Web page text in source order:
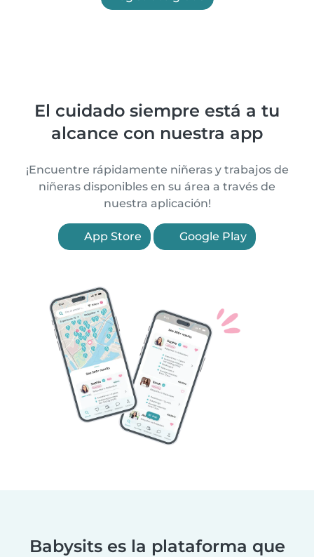
El cuidado siempre está a tu
alcance con nuestra app
¡Encuentre rápidamente niñeras y trabajos de
niñeras disponibles en su área a través de
nuestra aplicación!
App Store Google Play
Babysits es la plataforma que